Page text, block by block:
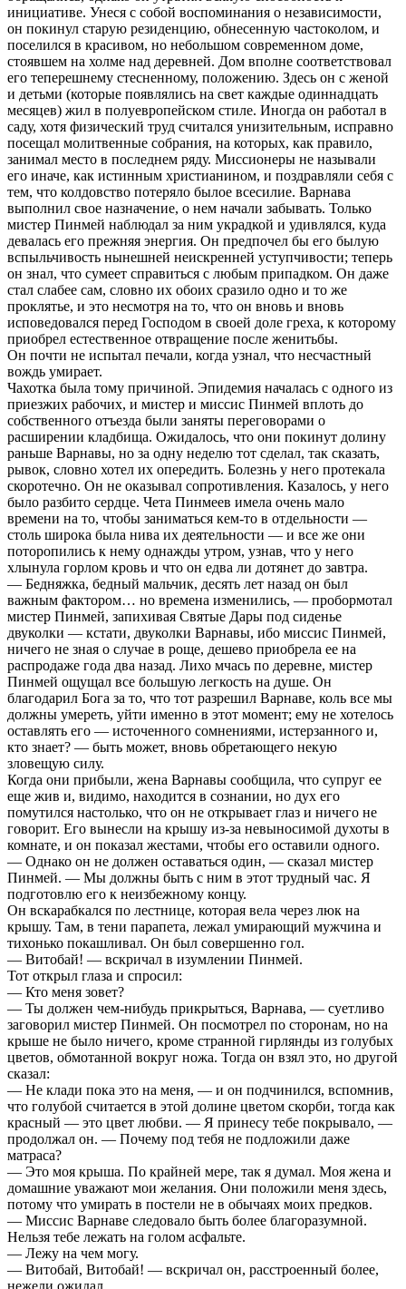
инициативе. Унеся с собой воспоминания о независимости,
он покинул старую резиденцию, обнесенную частоколом, и
поселился в красивом, но небольшом современном доме,
стоявшем на холме над деревней. Дом вполне соответствовал
его теперешнему стесненному, положению. Здесь он с женой
и детьми (которые появлялись на свет каждые одиннадцать
месяцев) жил в полуевропейском стиле. Иногда он работал в
саду, хотя физический труд считался унизительным, исправно
посещал молитвенные собрания, на которых, как правило,
занимал место в последнем ряду. Миссионеры не называли
его иначе, как истинным христианином, и поздравляли себя с
тем, что колдовство потеряло былое всесилие. Варнава
выполнил свое назначение, о нем начали забывать. Только
мистер Пинмей наблюдал за ним украдкой и удивлялся, куда
девалась его прежняя энергия. Он предпочел бы его былую
вспыльчивость нынешней неискренней уступчивости; теперь
он знал, что сумеет справиться с любым припадком. Он даже
стал слабее сам, словно их обоих сразило одно и то же
проклятье, и это несмотря на то, что он вновь и вновь
исповедовался перед Господом в своей доле греха, к которому
приобрел естественное отвращение после женитьбы.
Он почти не испытал печали, когда узнал, что несчастный
вождь умирает.
Чахотка была тому причиной. Эпидемия началась с одного из
приезжих рабочих, и мистер и миссис Пинмей вплоть до
собственного отъезда были заняты переговорами о
расширении кладбища. Ожидалось, что они покинут долину
раньше Варнавы, но за одну неделю тот сделал, так сказать,
рывок, словно хотел их опередить. Болезнь у него протекала
скоротечно. Он не оказывал сопротивления. Казалось, у него
было разбито сердце. Чета Пинмеев имела очень мало
времени на то, чтобы заниматься кем-то в отдельности —
столь широка была нива их деятельности — и все же они
поторопились к нему однажды утром, узнав, что у него
хлынула горлом кровь и что он едва ли дотянет до завтра.
— Бедняжка, бедный мальчик, десять лет назад он был
важным фактором… но времена изменились, — пробормотал
мистер Пинмей, запихивая Святые Дары под сиденье
двуколки — кстати, двуколки Варнавы, ибо миссис Пинмей,
ничего не зная о случае в роще, дешево приобрела ее на
распродаже года два назад. Лихо мчась по деревне, мистер
Пинмей ощущал все большую легкость на душе. Он
благодарил Бога за то, что тот разрешил Варнаве, коль все мы
должны умереть, уйти именно в этот момент; ему не хотелось
оставлять его — источенного сомнениями, истерзанного и,
кто знает? — быть может, вновь обретающего некую
зловещую силу.
Когда они прибыли, жена Варнавы сообщила, что супруг ее
еще жив и, видимо, находится в сознании, но дух его
помутился настолько, что он не открывает глаз и ничего не
говорит. Его вынесли на крышу из-за невыносимой духоты в
комнате, и он показал жестами, чтобы его оставили одного.
— Однако он не должен оставаться один, — сказал мистер
Пинмей. — Мы должны быть с ним в этот трудный час. Я
подготовлю его к неизбежному концу.
Он вскарабкался по лестнице, которая вела через люк на
крышу. Там, в тени парапета, лежал умирающий мужчина и
тихонько покашливал. Он был совершенно гол.
— Витобай! — вскричал в изумлении Пинмей.
Тот открыл глаза и спросил:
— Кто меня зовет?
— Ты должен чем-нибудь прикрыться, Варнава, — суетливо
заговорил мистер Пинмей. Он посмотрел по сторонам, но на
крыше не было ничего, кроме странной гирлянды из голубых
цветов, обмотанной вокруг ножа. Тогда он взял это, но другой
сказал:
— Не клади пока это на меня, — и он подчинился, вспомнив,
что голубой считается в этой долине цветом скорби, тогда как
красный — это цвет любви. — Я принесу тебе покрывало, —
продолжал он. — Почему под тебя не подложили даже
матраса?
— Это моя крыша. По крайней мере, так я думал. Моя жена и
домашние уважают мои желания. Они положили меня здесь,
потому что умирать в постели не в обычаях моих предков.
— Миссис Варнаве следовало быть более благоразумной.
Нельзя тебе лежать на голом асфальте.
— Лежу на чем могу.
— Витобай, Витобай! — вскричал он, расстроенный более,